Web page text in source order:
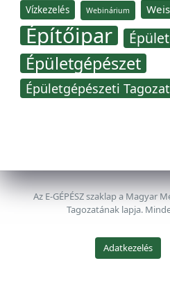
Vízkezelés Webinárium
Építőipar
Épületgépészet
Épületgépészeti Tagozat
Az E-GÉPÉSZ szaklap a Magyar
Tagozatának lapja.
Adatkezelés